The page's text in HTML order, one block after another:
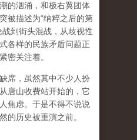
的汹涌，和极右翼团体
被描述为“纳粹之后的第
战到街头混战，从歧视性
各样的民族矛盾问题正
密关注着。
席，虽然其中不少人扮
唐山收费站开始的，它
焦虑。于是不得不说说
的历史被重演之前。